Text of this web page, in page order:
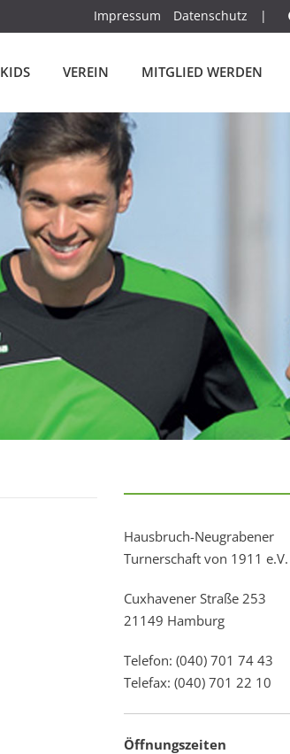
Impressum Datenschutz |
KIDS VEREIN MITGLIED WERDEN
Hausbruch-Neugrabener
Turnerschaft von 1911 e.V.
Cuxhavener Straße 253
21149 Hamburg
Telefon: (040) 701 74 43
Telefax: (040) 701 22 10
Öffnungszeiten